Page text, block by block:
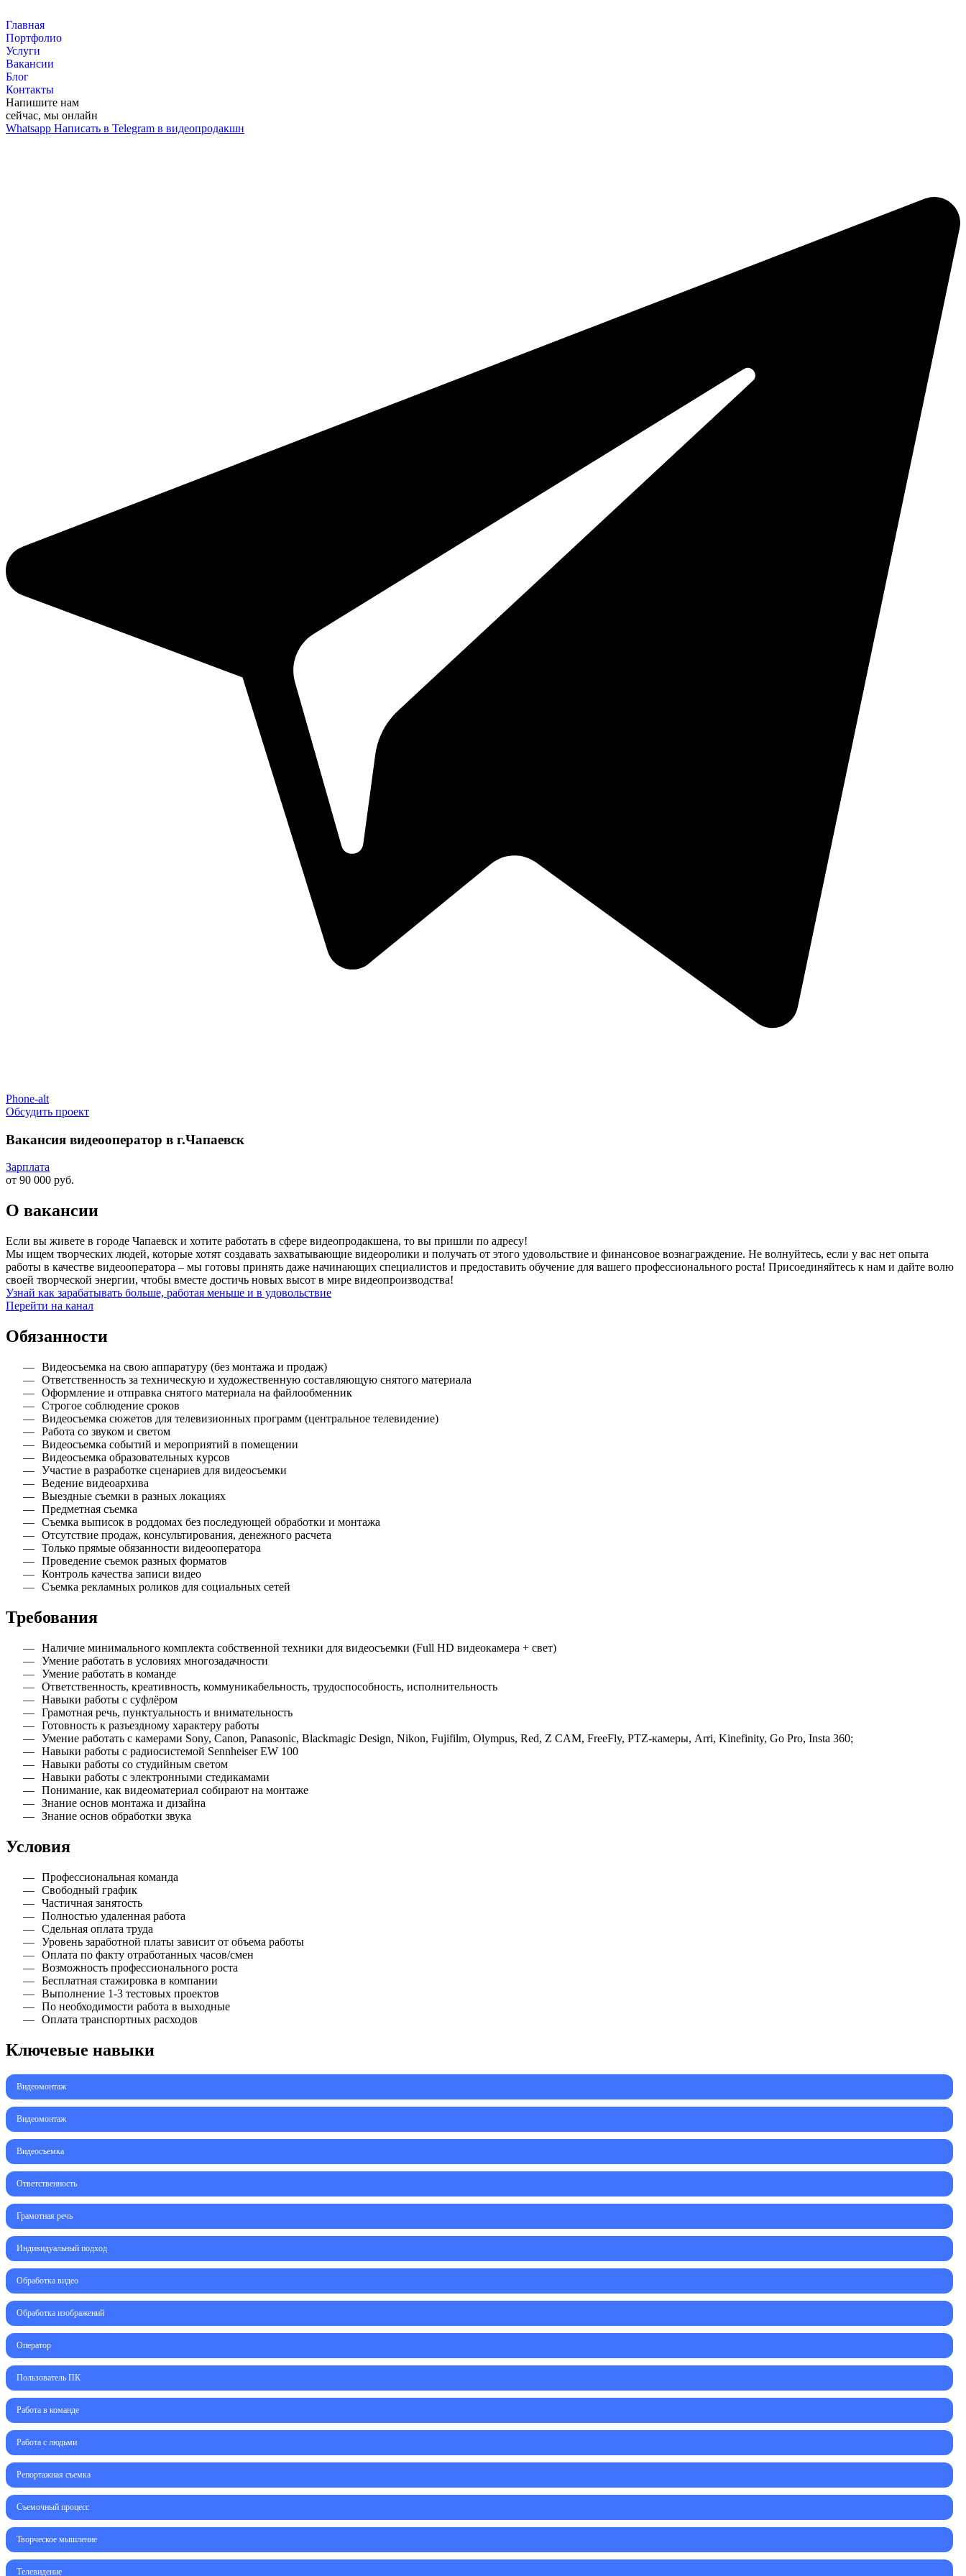
к
контенту
Главная
Портфолио
Услуги
Вакансии
Блог
Контакты
Напишите нам
сейчас, мы онлайн
Whatsapp Написать в Telegram в видеопродакшн
Phone-alt
Обсудить проект
Вакансия видеооператор в г.Чапаевск
Зарплата
от 90 000 руб.
О вакансии
Если вы живете в городе Чапаевск и хотите работать в сфере видеопродакшена, то вы пришли по адресу!
Мы ищем творческих людей, которые хотят создавать захватывающие видеоролики и получать от этого удовольствие и финансовое вознаграждение. Не волнуйтесь, если у вас нет опыта
работы в качестве видеооператора – мы готовы принять даже начинающих специалистов и предоставить обучение для вашего профессионального роста! Присоединяйтесь к нам и дайте волю
своей творческой энергии, чтобы вместе достичь новых высот в мире видеопроизводства!
Узнай как зарабатывать больше, работая меньше и в удовольствие
Перейти на канал
Обязанности
Видеосъемка на свою аппаратуру (без монтажа и продаж)
Ответственность за техническую и художественную составляющую снятого материала
Оформление и отправка снятого материала на файлообменник
Строгое соблюдение сроков
Видеосъемка сюжетов для телевизионных программ (центральное телевидение)
Работа со звуком и светом
Видеосъемка событий и мероприятий в помещении
Видеосъемка образовательных курсов
Участие в разработке сценариев для видеосъемки
Ведение видеоархива
Выездные съемки в разных локациях
Предметная съемка
Съемка выписок в роддомах без последующей обработки и монтажа
Отсутствие продаж, консультирования, денежного расчета
Только прямые обязанности видеооператора
Проведение съемок разных форматов
Контроль качества записи видео
Съемка рекламных роликов для социальных сетей
Требования
Наличие минимального комплекта собственной техники для видеосъемки (Full HD видеокамера + свет)
Умение работать в условиях многозадачности
Умение работать в команде
Ответственность, креативность, коммуникабельность, трудоспособность, исполнительность
Навыки работы с суфлёром
Грамотная речь, пунктуальность и внимательность
Готовность к разъездному характеру работы
Умение работать с камерами Sony, Canon, Panasonic, Blackmagic Design, Nikon, Fujifilm, Olympus, Red, Z CAM, FreeFly, PTZ-камеры, Arri, Kinefinity, Go Pro, Insta 360;
Навыки работы с радиосистемой Sennheiser EW 100
Навыки работы со студийным светом
Навыки работы с электронными стедикамами
Понимание, как видеоматериал собирают на монтаже
Знание основ монтажа и дизайна
Знание основ обработки звука
Условия
Профессиональная команда
Свободный график
Частичная занятость
Полностью удаленная работа
Сдельная оплата труда
Уровень заработной платы зависит от объема работы
Оплата по факту отработанных часов/смен
Возможность профессионального роста
Бесплатная стажировка в компании
Выполнение 1-3 тестовых проектов
По необходимости работа в выходные
Оплата транспортных расходов
Ключевые навыки
Видеомонтаж
Видеомонтаж
Видеосъемка
Ответственность
Грамотная речь
Индивидуальный подход
Обработка видео
Обработка изображений
Оператор
Пользователь ПК
Работа в команде
Работа с людьми
Репортажная съемка
Съемочный процесс
Творческое мышление
Телевидение